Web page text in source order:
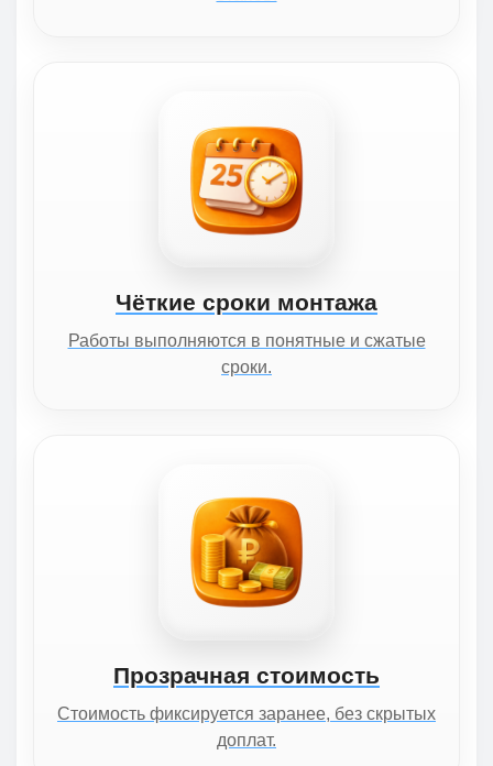
Чёткие сроки монтажа
Работы выполняются в понятные и сжатые
сроки.
Прозрачная стоимость
Стоимость фиксируется заранее, без скрытых
доплат.